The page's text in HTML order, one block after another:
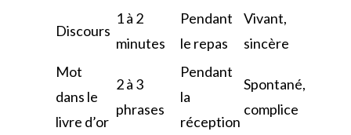
Discours
1 à 2
minutes
Pendant
le repas
Vivant,
sincère
Mot
dans le
livre d’or
2 à 3
phrases
Pendant
la
réception
Spontané,
complice